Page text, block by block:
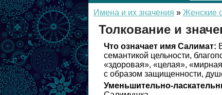
Имена и их значения » Женские
Толкование и
Что означает имя Салимат:
семантикой цельности,
«здоровая», «целая»,
с образом защищенности,
Уменьшительно-